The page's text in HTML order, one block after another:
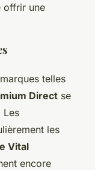
offrir une
telles
Direct se
Les
les
Vital
encore